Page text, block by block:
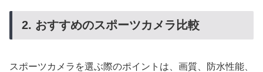
2. おすすめのスポーツカメラ比較
スポーツカメラを選ぶ際のポイントは、画質、防水性能、